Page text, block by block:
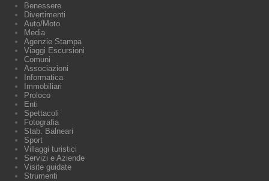
Benessere
Divertimenti
Auto/Moto
Media
Agenzie Stampa
Viaggi Escursioni
Comuni
Associazioni
Informatica
Immobiliari
Proloco
Enti
Spettacoli
Fotografia
Stab. Balneari
Sport
Villaggi turistici
Servizi e Aziende
Visite guidate
Strumenti